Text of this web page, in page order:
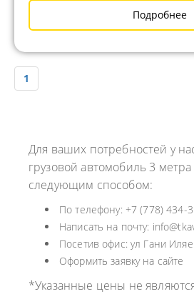
Подробнее
1
Для ваших потребностей у
грузовой автомобиль 3
следующим способом:
По телефону: +7 (778) 434-
Написать на почту:
Посетив офис: ул Гани
Оформить заявку на сайте
*Указанные цены не